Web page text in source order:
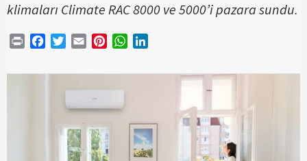
klimaları Climate RAC 8000 ve 5000’i pazara sundu.
Print FacebookTwitterEmail PinterestWhatsApp